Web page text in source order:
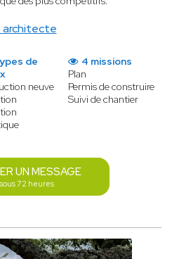
architecte
de
neuve
4 missions
Plan
Permis de construire
Suivi de chantier
UN MESSAGE
72 heures